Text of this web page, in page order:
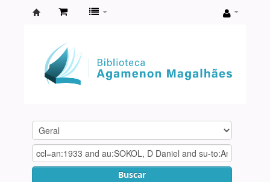
Agamenon
Magalhães
Buscar